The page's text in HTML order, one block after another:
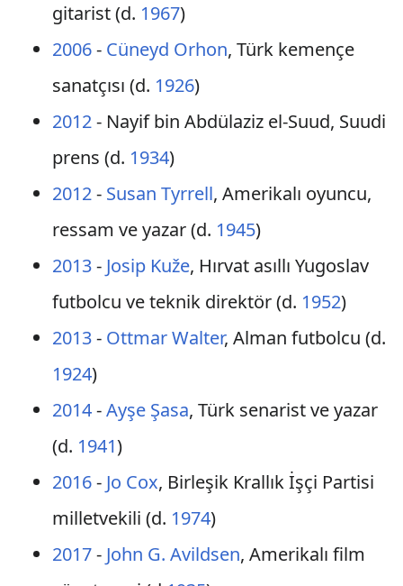
gitarist (d. 1967)
2006- Cüneyd Orhon, Türk kemençe
sanatçısı (d. 1926)
2012- Nayif bin Abdülaziz el-Suud, Suudi
prens (d. 1934)
2012- Susan Tyrrell, Amerikalı oyuncu,
ressam ve yazar (d. 1945)
2013- Josip Kuže, Hırvat asıllı Yugoslav
futbolcu ve teknik direktör (d. 1952)
2013- Ottmar Walter, Alman futbolcu (d.
1924)
2014-Ayşe Şasa, Türk senarist ve yazar
(d. 1941)
2016- Jo Cox, Birleşik Krallık İşçi Partisi
milletvekili (d. 1974)
2017- John G. Avildsen, Amerikalı film